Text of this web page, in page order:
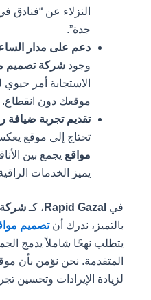
النزلاء عن “فنادق
جدة”.
دعم على مدار
وجودشركة تصميم
الاستجابة أمر
موقعك دون انقطاع.
تقديم تجربة ضيافة
تحتاج إلى موقع
مواقعيجمع بين
يميز الخدمات الراقية.
في Rapid Gazal، كـشركة
بالتميز، ندرك أنتصميم
يتطلب نهجًا شاملاً يدمج
المتقدمة. نحن نؤمن بأن
لزيادة الإيرادات وتحسين